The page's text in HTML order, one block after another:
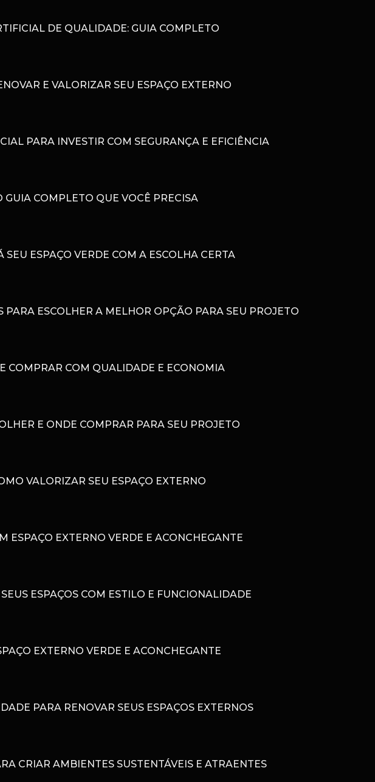
DE QUALIDADE: GUIA COMPLETO
E VALORIZAR SEU ESPAÇO EXTERNO
PARA INVESTIR COM SEGURANÇA E EFICIÊNCIA
GUIA COMPLETO QUE VOCÊ PRECISA
ESPAÇO VERDE COM A ESCOLHA CERTA
ESCOLHER A MELHOR OPÇÃO PARA SEU PROJETO
COMPRAR COM QUALIDADE E ECONOMIA
E ONDE COMPRAR PARA SEU PROJETO
VALORIZAR SEU ESPAÇO EXTERNO
ESPAÇO EXTERNO VERDE E ACONCHEGANTE
ESPAÇOS COM ESTILO E FUNCIONALIDADE
EXTERNO VERDE E ACONCHEGANTE
PARA RENOVAR SEUS ESPAÇOS EXTERNOS
CRIAR AMBIENTES SUSTENTÁVEIS E ATRAENTES